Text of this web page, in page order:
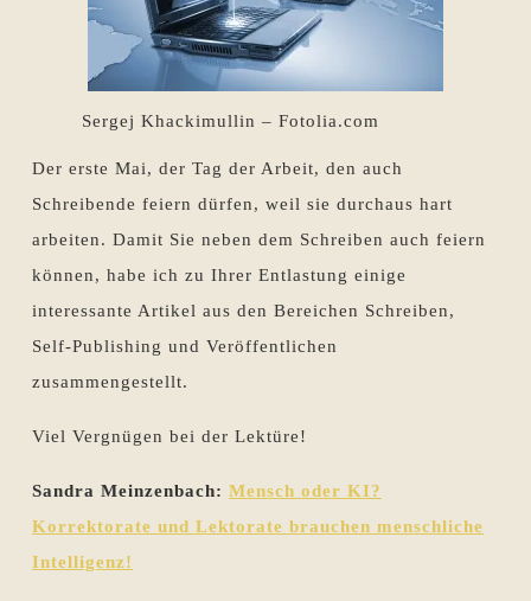
Sergej Khackimullin – Fotolia.com
Der erste Mai, der Tag der Arbeit, den auch
Schreibende feiern dürfen, weil sie durchaus hart
arbeiten. Damit Sie neben dem Schreiben auch feiern
können, habe ich zu Ihrer Entlastung einige
interessante Artikel aus den Bereichen Schreiben,
Self-Publishing und Veröffentlichen
zusammengestellt.
Viel Vergnügen bei der Lektüre!
Sandra Meinzenbach: Mensch oder KI?
Korrektorate und Lektorate brauchen menschliche
Intelligenz!